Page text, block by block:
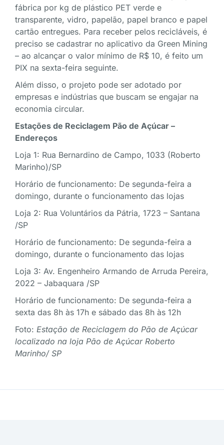
fábrica por kg de plástico PET verde e
transparente, vidro, papelão, papel branco e papel
cartão entregues. Para receber pelos recicláveis, é
preciso se cadastrar no aplicativo da Green Mining
– ao alcançar o valor mínimo de R$ 10, é feito um
PIX na sexta-feira seguinte.
Além disso, o projeto pode ser adotado por
empresas e indústrias que buscam se engajar na
economia circular.
Estações de Reciclagem Pão de Açúcar –
Endereços
Loja 1: Rua Bernardino de Campo, 1033 (Roberto
Marinho)/SP
Horário de funcionamento: De segunda-feira a
domingo, durante o funcionamento das lojas
Loja 2: Rua Voluntários da Pátria, 1723 – Santana
/SP
Horário de funcionamento: De segunda-feira a
domingo, durante o funcionamento das lojas
Loja 3: Av. Engenheiro Armando de Arruda Pereira,
2022 – Jabaquara /SP
Horário de funcionamento: De segunda-feira a
sexta das 8h às 17h e sábado das 8h às 12h
Foto: Estação de Reciclagem do Pão de Açúcar
localizado na loja Pão de Açúcar Roberto
Marinho/ SP